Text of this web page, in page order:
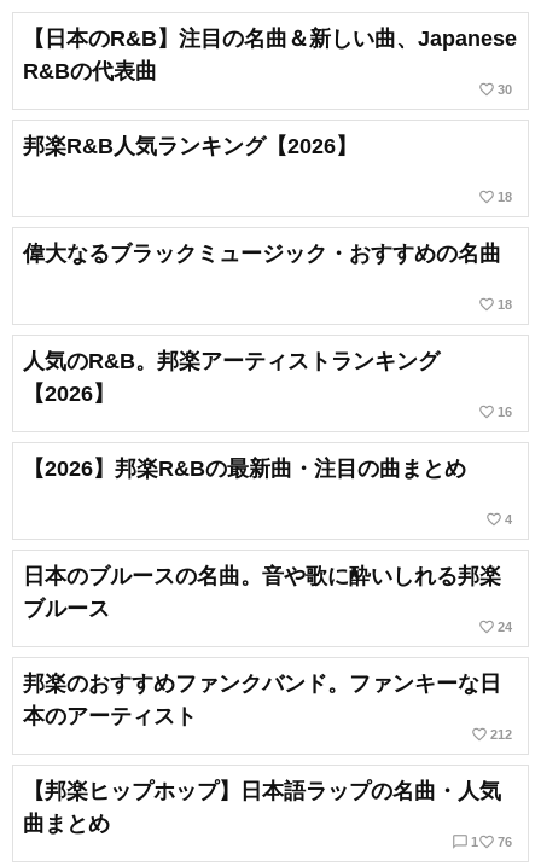
【日本のR&B】注目の名曲＆新しい曲、Japanese
R&Bの代表曲
favorite_border 30
邦楽R&B人気ランキング【2026】
favorite_border 18
偉大なるブラックミュージック・おすすめの名曲
favorite_border 18
人気のR&B。邦楽アーティストランキング
【2026】
favorite_border 16
【2026】邦楽R&Bの最新曲・注目の曲まとめ
favorite_border 4
日本のブルースの名曲。音や歌に酔いしれる邦楽
ブルース
favorite_border 24
邦楽のおすすめファンクバンド。ファンキーな日
本のアーティスト
favorite_border 212
【邦楽ヒップホップ】日本語ラップの名曲・人気
曲まとめ
chat_bubble_outline 1 favorite_border 76